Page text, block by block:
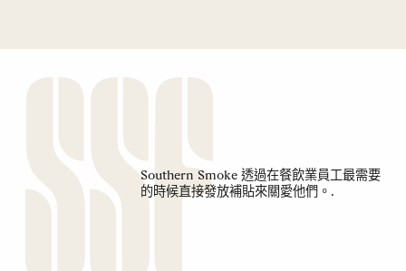
Southern Smoke 透過在餐飲業員工最需要
的時候直接發放補貼來關愛他們。.